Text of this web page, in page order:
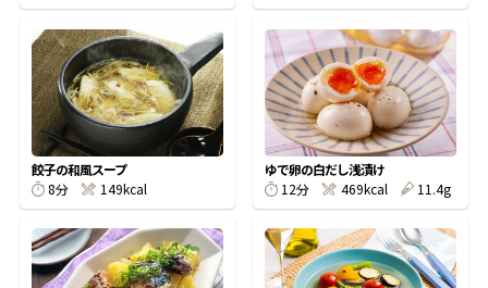
だし粉
餃子の和風スープ
8分
149kcal
ゆで卵の白だし浅漬け
12分
469kcal 11.4g